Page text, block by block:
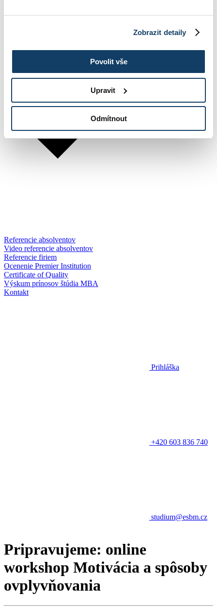
Zobrazit detaily
Povolit vše
Upravit
Odmítnout
Referencie absolventov
Video referencie absolventov
Referencie firiem
Ocenenie Premier Institution
Certificate of Quality
Výskum prínosov štúdia MBA
Kontakt
Prihláška
+420 603 836 740
studium@esbm.cz
Pripravujeme: online
workshop Motivácia a spôsoby
ovplyvňovania